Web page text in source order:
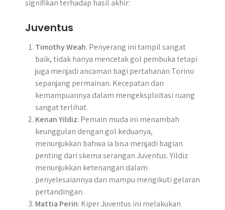
signifikan terhadap hasil akhir:
Juventus
Timothy Weah: Penyerang ini tampil sangat
baik, tidak hanya mencetak gol pembuka tetapi
juga menjadi ancaman bagi pertahanan Torino
sepanjang permainan. Kecepatan dan
kemampuannya dalam mengeksploitasi ruang
sangat terlihat.
Kenan Yildiz: Pemain muda ini menambah
keunggulan dengan gol keduanya,
menunjukkan bahwa ia bisa menjadi bagian
penting dari skema serangan Juventus. Yildiz
menunjukkan ketenangan dalam
penyelesaiannya dan mampu mengikuti gelaran
pertandingan.
Mattia Perin: Kiper Juventus ini melakukan